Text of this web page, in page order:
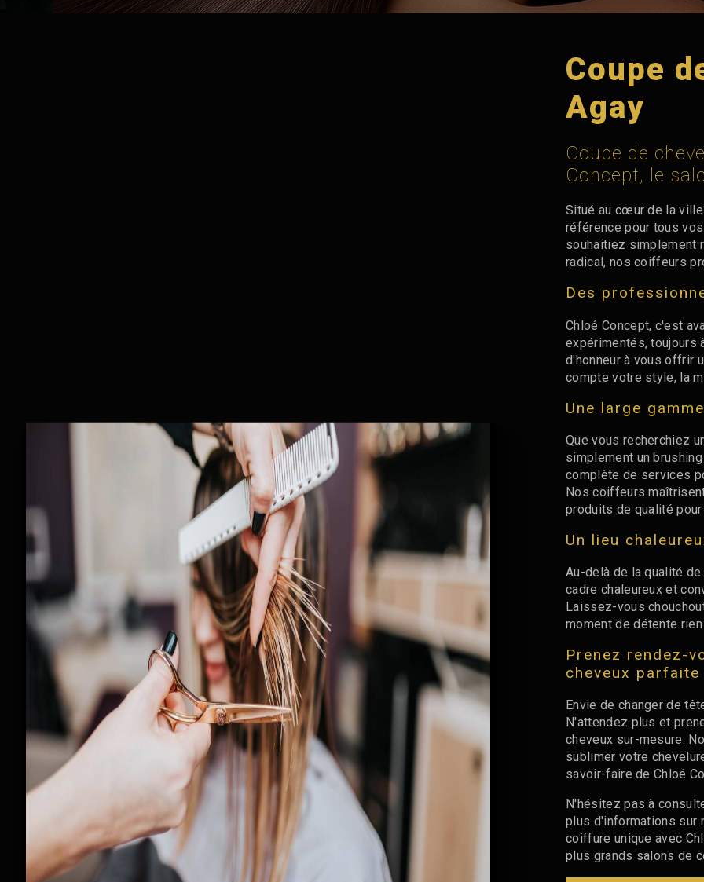
Coupe
Agay
Coupe de
Concept, le
Situé au cœur de la
référence pour tous
souhaitiez simplement
radical, nos coiffeurs
Des
Chloé Concept, c'est
expérimentés, toujours
d'honneur à vous offrir
compte votre style, la
Une large
Que vous recherchiez
simplement un
complète de services
Nos coiffeurs
produits de qualité
Un lieu
Au-delà de la qualité
cadre chaleureux et
Laissez-vous
moment de détente
Prenez rendez-
cheveux parfaite
Envie de changer de
N'attendez plus et
cheveux sur-mesure.
sublimer votre
savoir-faire de Chloé
N'hésitez pas à
plus d'informations sur
coiffure unique avec
plus grands salons de